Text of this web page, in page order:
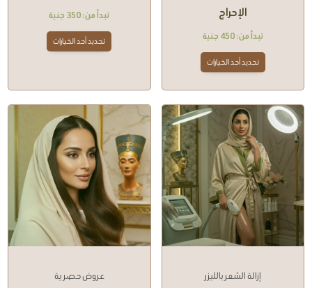
الإحراج
تبدأ من:450 جنية
تحديد أحد الخيارات
تبدأ من:350 جنية
تحديد أحد الخيارات
إزالة الشعر بالليزر عروض حصرية